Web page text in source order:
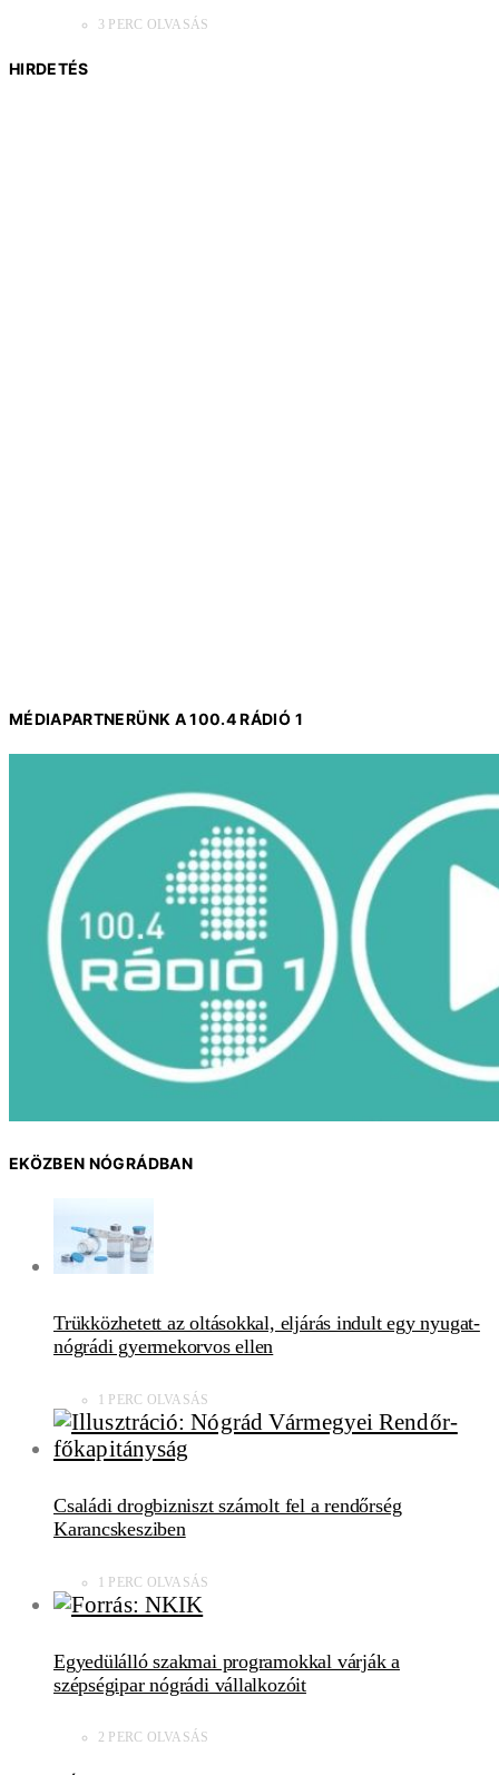
3 PERC OLVASÁS
HIRDETÉS
MÉDIAPARTNERÜNK A 100.4 RÁDIÓ 1
EKÖZBEN NÓGRÁDBAN
Trükközhetett az oltásokkal, eljárás indult egy nyugat-
nógrádi gyermekorvos ellen
1 PERC OLVASÁS
Családi drogbizniszt számolt fel a rendőrség
Karancskesziben
1 PERC OLVASÁS
Egyedülálló szakmai programokkal várják a
szépségipar nógrádi vállalkozóit
2 PERC OLVASÁS